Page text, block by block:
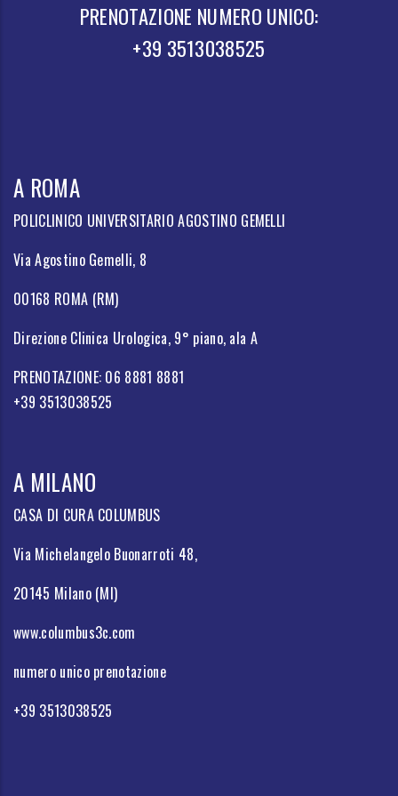
PRENOTAZIONE NUMERO UNICO:
+39 3513038525
A ROMA
POLICLINICO UNIVERSITARIO AGOSTINO GEMELLI
Via Agostino Gemelli, 8
00168 ROMA (RM)
Direzione Clinica Urologica, 9° piano, ala A
PRENOTAZIONE: 06 8881 8881
+39 3513038525
A MILANO
CASA DI CURA COLUMBUS
Via Michelangelo Buonarroti 48,
20145 Milano (MI)
www.columbus3c.com
numero unico prenotazione
+39 3513038525